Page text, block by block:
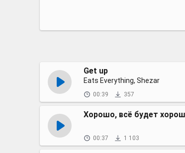
Get up
Eats Everything, Shezar
00:39 357
Хорошо, всё будет
00:37 1 103